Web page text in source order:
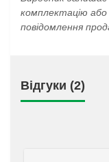
комплектацію
повідомлення
Відгуки (2)